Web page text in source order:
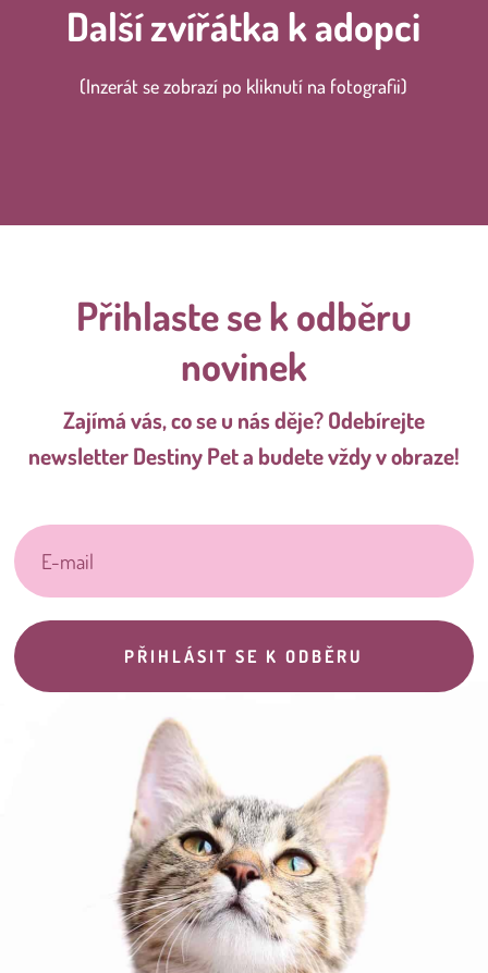
Další zvířátka k adopci
(Inzerát se zobrazí po kliknutí na fotografii)
Přihlaste se k odběru
novinek
Zajímá vás, co se u nás děje? Odebírejte
newsletter Destiny Pet a budete vždy v obraze!
PŘIHLÁSIT SE K ODBĚRU